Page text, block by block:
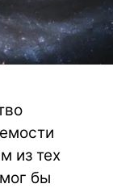
из тех
бы